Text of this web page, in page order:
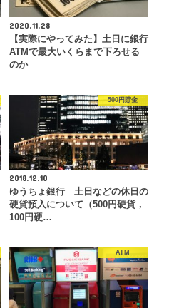
2020.11.28
【実際にやってみた】土日に銀行
ATMで最大いくらまで下ろせる
のか
500円貯金
2018.12.10
ゆうちょ銀行 土日などの休日の
硬貨預入について（500円硬貨，
100円硬…
ATM